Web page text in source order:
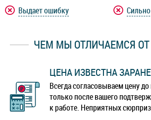
Выдает ошибку
Сильно
ЧЕМ МЫ ОТЛИЧАЕМСЯ
ЦЕНА ИЗВЕСТНА
Всегда согласовываем цену
только после вашего
к работе. Неприятных